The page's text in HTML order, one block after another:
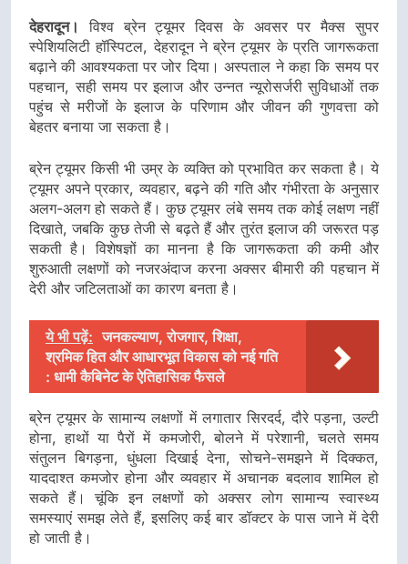
देहरादून।
विश्व ब्रेन ट्यूमर दिवस के अवसर पर मैक्स सुपर
स्पेशियलिटी हॉस्पिटल, देहरादून ने ब्रेन ट्यूमर के प्रति जागरूकता
बढ़ाने की आवश्यकता पर जोर दिया। अस्पताल ने कहा कि समय पर
पहचान, सही समय पर इलाज और उन्नत न्यूरोसर्जरी सुविधाओं तक
पहुंच से मरीजों के इलाज के परिणाम और जीवन की गुणवत्ता को
बेहतर बनाया जा सकता है।
ब्रेन ट्यूमर किसी भी उम्र के व्यक्ति को प्रभावित कर सकता है। ये
ट्यूमर अपने प्रकार, व्यवहार, बढ़ने की गति और गंभीरता के अनुसार
अलग-अलग हो सकते हैं। कुछ ट्यूमर लंबे समय तक कोई लक्षण नहीं
दिखाते, जबकि कुछ तेजी से बढ़ते हैं और तुरंत इलाज की जरूरत पड़
सकती है। विशेषज्ञों का मानना है कि जागरूकता की कमी और
शुरुआती लक्षणों को नजरअंदाज करना अक्सर बीमारी की पहचान में
देरी और जटिलताओं का कारण बनता है।
ये भी पढ़ें: जनकल्याण, रोजगार, शिक्षा,
श्रमिक हित और आधारभूत विकास को नई गति
: धामी कैबिनेट के ऐतिहासिक फैसले
ब्रेन ट्यूमर के सामान्य लक्षणों में लगातार सिरदर्द, दौरे पड़ना, उल्टी
होना, हाथों या पैरों में कमजोरी, बोलने में परेशानी, चलते समय
संतुलन बिगड़ना, धुंधला दिखाई देना, सोचने-समझने में दिक्कत,
याददाश्त कमजोर होना और व्यवहार में अचानक बदलाव शामिल हो
सकते हैं। चूंकि इन लक्षणों को अक्सर लोग सामान्य स्वास्थ्य
समस्याएं समझ लेते हैं, इसलिए कई बार डॉक्टर के पास जाने में देरी
हो जाती है।